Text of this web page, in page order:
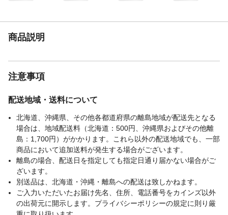
商品説明
注意事項
配送地域・送料について
北海道、沖縄県、その他各都道府県の離島地域が配送先となる
場合は、地域配送料（北海道：500円、沖縄県およびその他離
島：1,700円）がかかります。これら以外の配送地域でも、一部
商品において追加送料が発生する場合がございます。
離島の場合、配送日を指定しても指定日通り届かない場合がご
ざいます。
別送品は、北海道・沖縄・離島への配送は致しかねます。
ご入力いただいたお届け先名、住所、電話番号をカインズ以外
の出荷元に開示します。プライバシーポリシーの規定に則り厳